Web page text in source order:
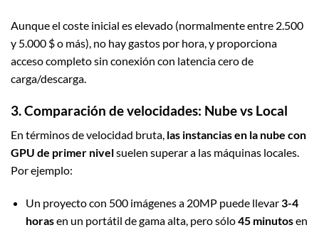
Aunque el coste inicial es elevado (normalmente entre 2.500
y 5.000 $ o más), no hay gastos por hora, y proporciona
acceso completo sin conexión con latencia cero de
carga/descarga.
3. Comparación de velocidades: Nube vs Local
En términos de velocidad bruta, las instancias en la nube con
GPU de primer nivelsuelen superar a las máquinas locales.
Por ejemplo:
Un proyecto con 500 imágenes a 20MP puede llevar3-4
horasen un portátil de gama alta, pero sólo45 minutosen